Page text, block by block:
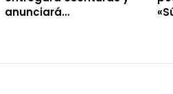
anunciará…